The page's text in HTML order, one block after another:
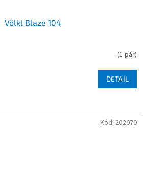
Völkl Blaze 104
(1 pár)
DETAIL
Kód: 202070